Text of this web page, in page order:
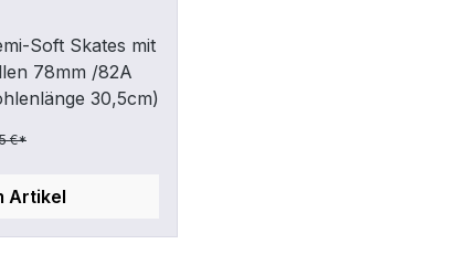
Soft Skates mit
78mm /82A
30,5cm)
€*
Artikel